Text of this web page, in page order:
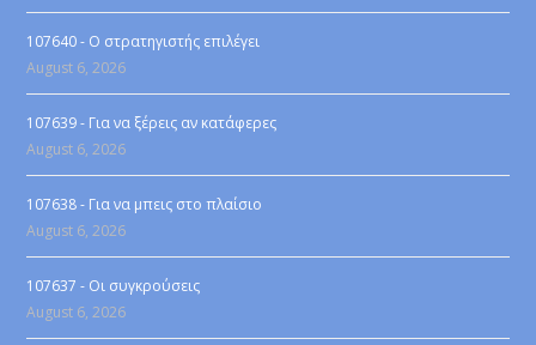
107640 - Ο στρατηγιστής επιλέγει
August 6, 2026
107639 - Για να ξέρεις αν κατάφερες
August 6, 2026
107638 - Για να μπεις στο πλαίσιο
August 6, 2026
107637 - Οι συγκρούσεις
August 6, 2026